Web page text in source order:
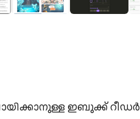
വായിക്കാനുള്ള ഇബുക്ക് റീഡർ